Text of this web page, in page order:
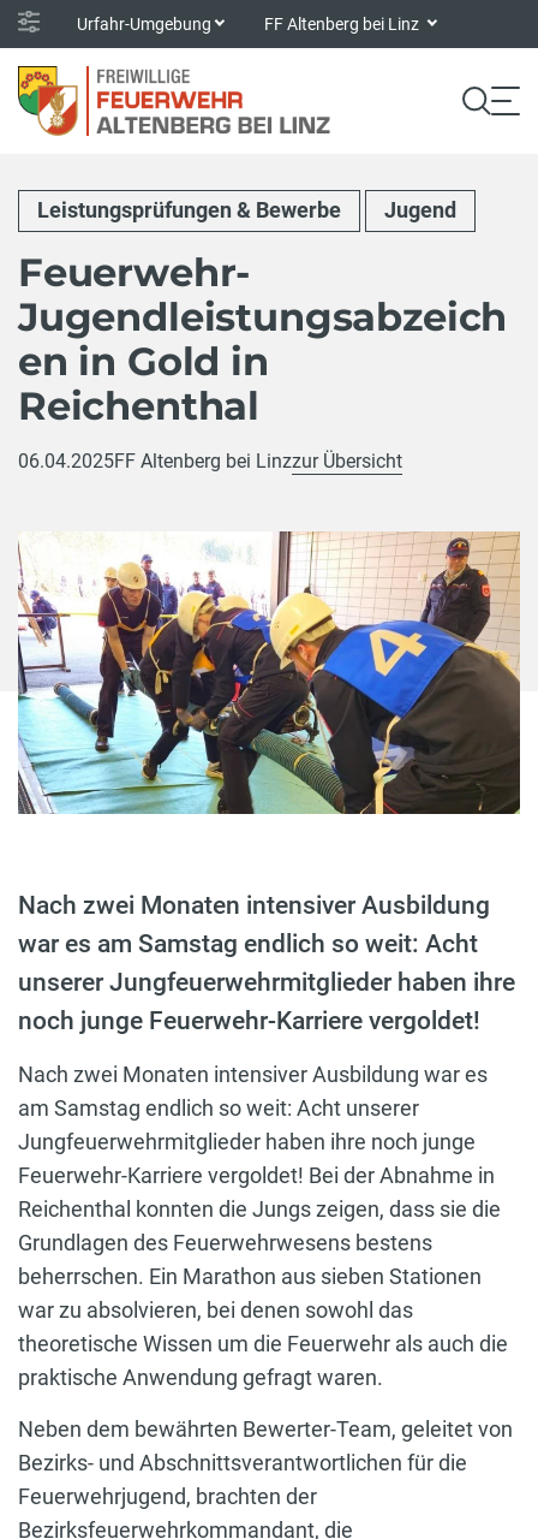
Urfahr-Umgebung FF Altenberg bei Linz
Leistungsprüfungen & Bewerbe Jugend
Feuerwehr-
Jugendleistungsabzeich
en in Gold in
Reichenthal
06.04.2025FF Altenberg bei Linzzur Übersicht
Nach zwei Monaten intensiver Ausbildung
war es am Samstag endlich so weit: Acht
unserer Jungfeuerwehrmitglieder haben ihre
noch junge Feuerwehr-Karriere vergoldet!
Nach zwei Monaten intensiver Ausbildung war es
am Samstag endlich so weit: Acht unserer
Jungfeuerwehrmitglieder haben ihre noch junge
Feuerwehr-Karriere vergoldet! Bei der Abnahme in
Reichenthal konnten die Jungs zeigen, dass sie die
Grundlagen des Feuerwehrwesens bestens
beherrschen. Ein Marathon aus sieben Stationen
war zu absolvieren, bei denen sowohl das
theoretische Wissen um die Feuerwehr als auch die
praktische Anwendung gefragt waren.
Neben dem bewährten Bewerter-Team, geleitet von
Bezirks- und Abschnittsverantwortlichen für die
Feuerwehrjugend, brachten der
Bezirksfeuerwehrkommandant, die